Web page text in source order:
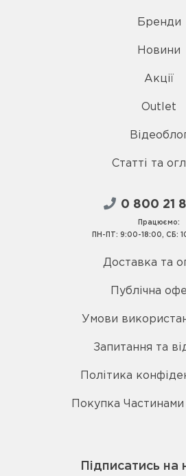
Бренди
Новини
Акції
Outlet
Статті та
0 800 21
Працюємо:
ПН-ПТ: 9:00-18:00, СБ:
Доставка та
Публічна
Умови
Запитання та
Політика
Покупка
Підписатись на